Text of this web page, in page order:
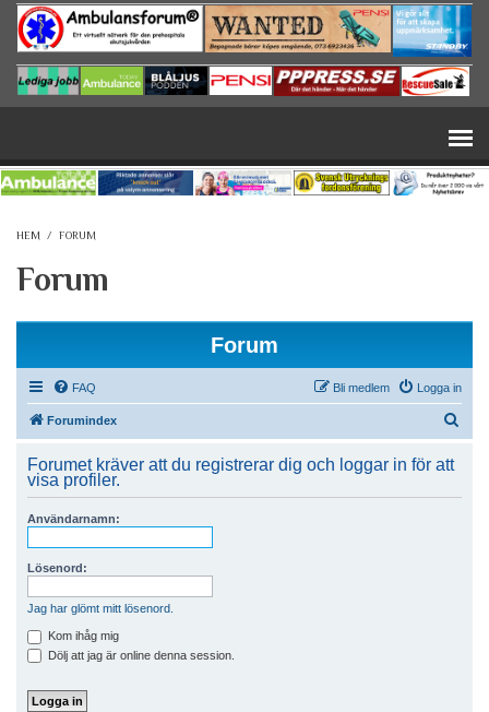
Hoppa till huvudinnehåll
HEM / FORUM
Forum